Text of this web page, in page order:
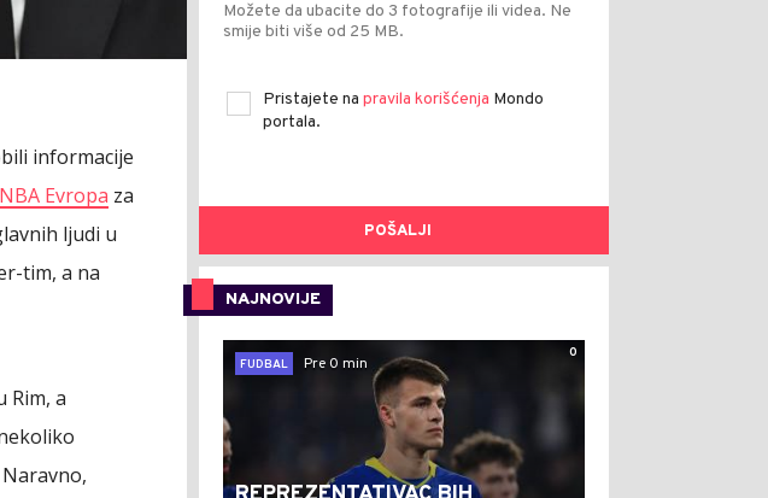
informacije
NBA Evropa za
ljudi u
tim, a na
Rim, a
Možete da ubacite do 3 fotografije ili videa. Ne
smije biti više od 25 MB.
Pristajete na pravila korišćenja Mondo
portala.
POŠALJI
NAJNOVIJE
0
FUDBAL
Pre 0 min